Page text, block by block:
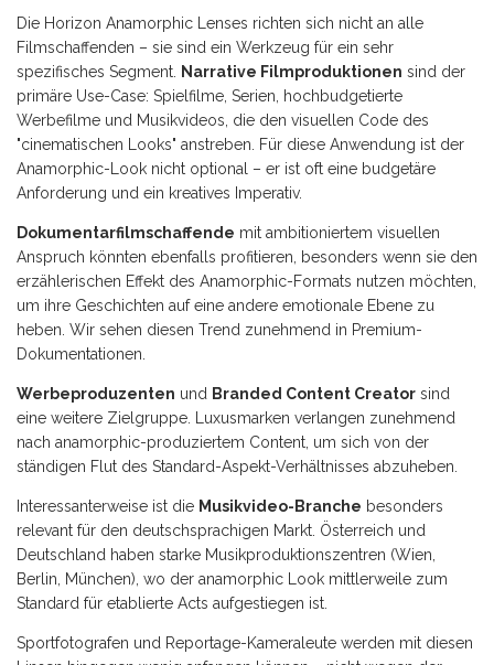
Die Horizon Anamorphic Lenses richten sich nicht an alle
Filmschaffenden – sie sind ein Werkzeug für ein sehr
spezifisches Segment. Narrative Filmproduktionen sind der
primäre Use-Case: Spielfilme, Serien, hochbudgetierte
Werbefilme und Musikvideos, die den visuellen Code des
"cinematischen Looks" anstreben. Für diese Anwendung ist der
Anamorphic-Look nicht optional – er ist oft eine budgetäre
Anforderung und ein kreatives Imperativ.
Dokumentarfilmschaffende mit ambitioniertem visuellen
Anspruch könnten ebenfalls profitieren, besonders wenn sie den
erzählerischen Effekt des Anamorphic-Formats nutzen möchten,
um ihre Geschichten auf eine andere emotionale Ebene zu
heben. Wir sehen diesen Trend zunehmend in Premium-
Dokumentationen.
Werbeproduzenten und Branded Content Creator sind
eine weitere Zielgruppe. Luxusmarken verlangen zunehmend
nach anamorphic-produziertem Content, um sich von der
ständigen Flut des Standard-Aspekt-Verhältnisses abzuheben.
Interessanterweise ist die Musikvideo-Branche besonders
relevant für den deutschsprachigen Markt. Österreich und
Deutschland haben starke Musikproduktionszentren (Wien,
Berlin, München), wo der anamorphic Look mittlerweile zum
Standard für etablierte Acts aufgestiegen ist.
Sportfotografen und Reportage-Kameraleute werden mit diesen